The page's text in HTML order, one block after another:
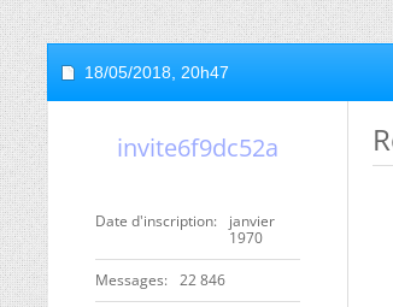
18/05/2018, 20h47
invite6f9dc52a
Date d'inscription
janvier
1970
Messages 22 846